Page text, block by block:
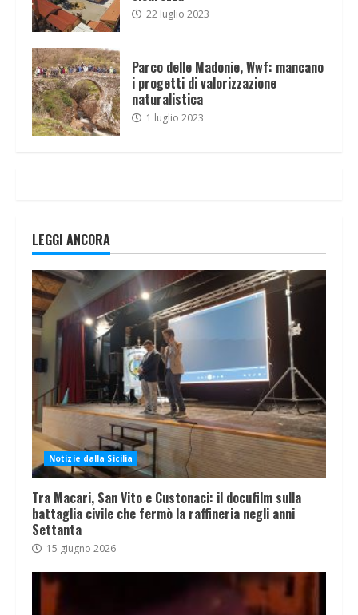
22 luglio 2023
Parco delle Madonie, Wwf: mancano
i progetti di valorizzazione
naturalistica
1 luglio 2023
LEGGI ANCORA
Notizie dalla Sicilia
Tra Macari, San Vito e Custonaci: il docufilm sulla
battaglia civile che fermò la raffineria negli anni
Settanta
15 giugno 2026